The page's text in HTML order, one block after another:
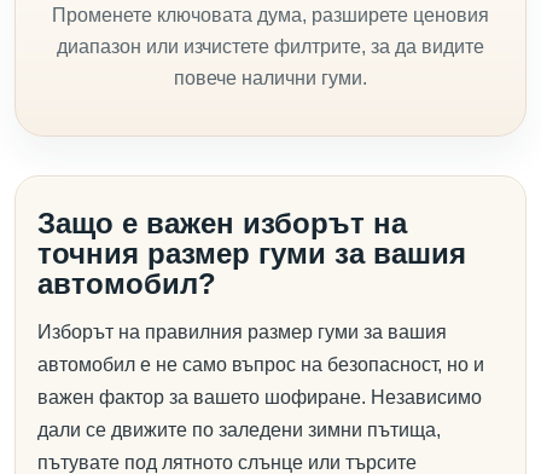
Променете ключовата дума, разширете ценовия
диапазон или изчистете филтрите, за да видите
повече налични гуми.
Защо е важен изборът на
точния размер гуми за вашия
автомобил?
Изборът на правилния размер гуми за вашия
автомобил е не само въпрос на безопасност, но и
важен фактор за вашето шофиране. Независимо
дали се движите по заледени зимни пътища,
пътувате под лятното слънце или търсите